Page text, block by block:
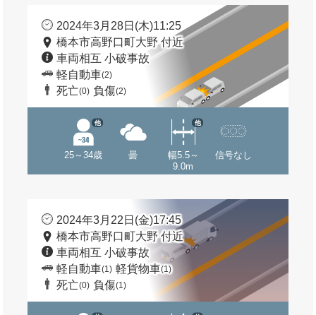
2024年3月28日(木)11:25
橋本市高野口町大野 付近
車両相互 小破事故
軽自動車(2)
死亡(0) 負傷(2)
25～34歳
他
曇
幅5.5～
9.0m
他
信号なし
2024年3月22日(金)17:45
橋本市高野口町大野 付近
車両相互 小破事故
軽自動車(1) 軽貨物車(1)
死亡(0) 負傷(1)